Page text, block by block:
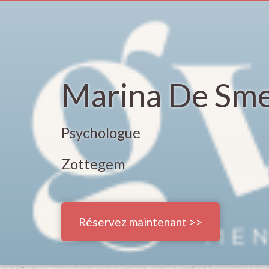
Marina De
Psychologue
Zottegem
Réservez maintenant >>